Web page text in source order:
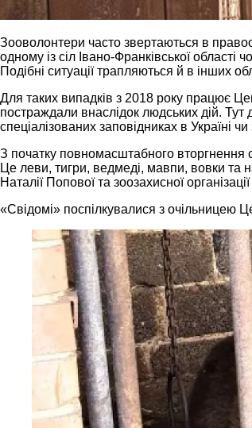
Зооволонтери часто звертаються в
одному із сіл Івано-Франківської області
Подібні ситуації трапляються й в інших
Для таких випадків з 2018 року працює
постраждали внаслідок людських дій. Тут
спеціалізованих заповідниках в
З початку повномасштабного вторгнення
Це леви, тигри, ведмеді, мавпи, вовки та
Наталії Попової та зоозахисної
«Свідомі» поспілкувалися з очільницею